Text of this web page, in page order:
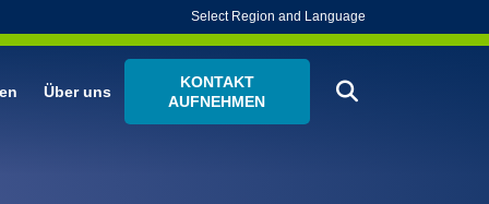
Select Region and Language
Über uns
KONTAKT
AUFNEHMEN